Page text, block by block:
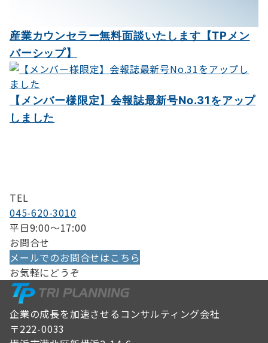
産業カウンセラー無料面談いたします【TPメン
バーシップ】
【メンバー様限定】会報誌最新号No.31をアップ
しました
TEL
045-620-3010
平日9:00〜17:00
お問合せ
メールでのお問合せはこちら
お気軽にどうぞ
企業の成長を加速させるコンサルティング会社
〒222-0033